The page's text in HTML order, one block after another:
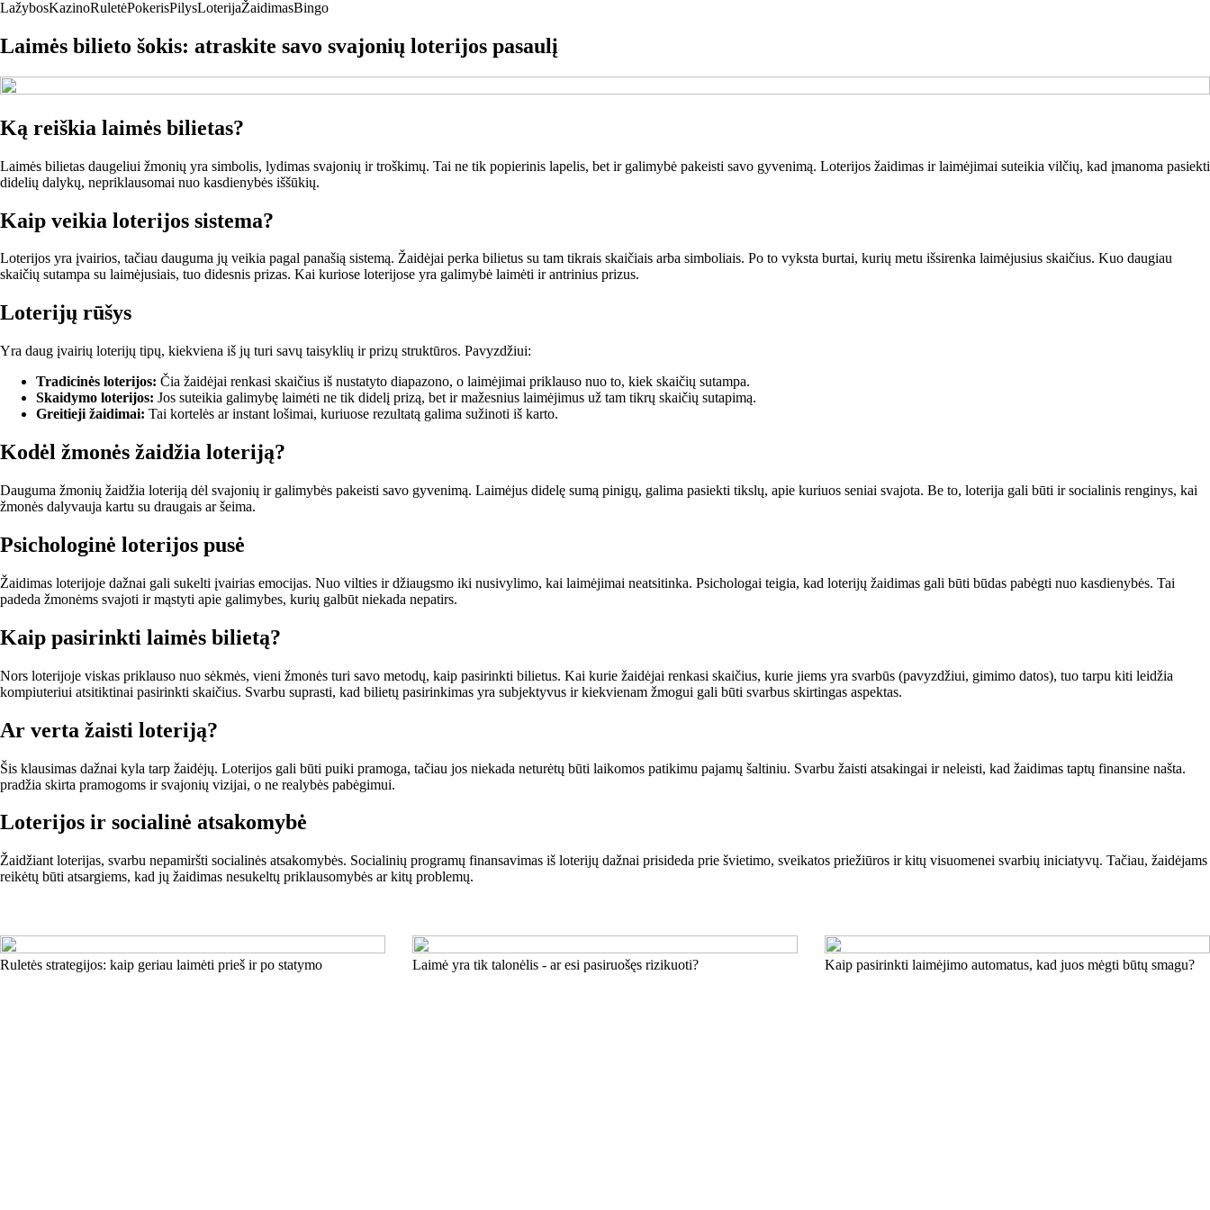
LažybosKazinoRuletėPokerisPilysLoterijaŽaidimasBingo
Laimės bilieto šokis: atraskite savo svajonių loterijos pasaulį
Ką reiškia laimės bilietas?
Laimės bilietas daugeliui žmonių yra simbolis, lydimas svajonių ir troškimų. Tai ne tik popierinis lapelis, bet ir galimybė pakeisti savo gyvenimą. Loterijos žaidimas ir laimėjimai suteikia vilčių, kad įmanoma pasiekti
didelių dalykų, nepriklausomai nuo kasdienybės iššūkių.
Kaip veikia loterijos sistema?
Loterijos yra įvairios, tačiau dauguma jų veikia pagal panašią sistemą. Žaidėjai perka bilietus su tam tikrais skaičiais arba simboliais. Po to vyksta burtai, kurių metu išsirenka laimėjusius skaičius. Kuo daugiau
skaičių sutampa su laimėjusiais, tuo didesnis prizas. Kai kuriose loterijose yra galimybė laimėti ir antrinius prizus.
Loterijų rūšys
Yra daug įvairių loterijų tipų, kiekviena iš jų turi savų taisyklių ir prizų struktūros. Pavyzdžiui:
Tradicinės loterijos: Čia žaidėjai renkasi skaičius iš nustatyto diapazono, o laimėjimai priklauso nuo to, kiek skaičių sutampa.
Skaidymo loterijos: Jos suteikia galimybę laimėti ne tik didelį prizą, bet ir mažesnius laimėjimus už tam tikrų skaičių sutapimą.
Greitieji žaidimai: Tai kortelės ar instant lošimai, kuriuose rezultatą galima sužinoti iš karto.
Kodėl žmonės žaidžia loteriją?
Dauguma žmonių žaidžia loteriją dėl svajonių ir galimybės pakeisti savo gyvenimą. Laimėjus didelę sumą pinigų, galima pasiekti tikslų, apie kuriuos seniai svajota. Be to, loterija gali būti ir socialinis renginys, kai
žmonės dalyvauja kartu su draugais ar šeima.
Psichologinė loterijos pusė
Žaidimas loterijoje dažnai gali sukelti įvairias emocijas. Nuo vilties ir džiaugsmo iki nusivylimo, kai laimėjimai neatsitinka. Psichologai teigia, kad loterijų žaidimas gali būti būdas pabėgti nuo kasdienybės. Tai
padeda žmonėms svajoti ir mąstyti apie galimybes, kurių galbūt niekada nepatirs.
Kaip pasirinkti laimės bilietą?
Nors loterijoje viskas priklauso nuo sėkmės, vieni žmonės turi savo metodų, kaip pasirinkti bilietus. Kai kurie žaidėjai renkasi skaičius, kurie jiems yra svarbūs (pavyzdžiui, gimimo datos), tuo tarpu kiti leidžia
kompiuteriui atsitiktinai pasirinkti skaičius. Svarbu suprasti, kad bilietų pasirinkimas yra subjektyvus ir kiekvienam žmogui gali būti svarbus skirtingas aspektas.
Ar verta žaisti loteriją?
Šis klausimas dažnai kyla tarp žaidėjų. Loterijos gali būti puiki pramoga, tačiau jos niekada neturėtų būti laikomos patikimu pajamų šaltiniu. Svarbu žaisti atsakingai ir neleisti, kad žaidimas taptų finansine našta.
pradžia skirta pramogoms ir svajonių vizijai, o ne realybės pabėgimui.
Loterijos ir socialinė atsakomybė
Žaidžiant loterijas, svarbu nepamiršti socialinės atsakomybės. Socialinių programų finansavimas iš loterijų dažnai prisideda prie švietimo, sveikatos priežiūros ir kitų visuomenei svarbių iniciatyvų. Tačiau, žaidėjams
reikėtų būti atsargiems, kad jų žaidimas nesukeltų priklausomybės ar kitų problemų.
Ruletės strategijos: kaip geriau laimėti prieš ir po statymo Laimė yra tik talonėlis - ar esi pasiruošęs rizikuoti? Kaip pasirinkti laimėjimo automatus, kad juos mėgti būtų smagu?